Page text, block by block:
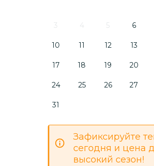
3 4 5 6
10 11 12 13
17 18 19 20
24 25 26 27
31
Зафиксируйте
сегодня и цена
высокий сезон!